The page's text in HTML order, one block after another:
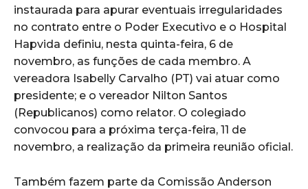
instaurada para apurar eventuais irregularidades
no contrato entre o Poder Executivo e o Hospital
Hapvida definiu, nesta quinta-feira, 6 de
novembro, as funções de cada membro. A
vereadora Isabelly Carvalho (PT) vai atuar como
presidente; e o vereador Nilton Santos
(Republicanos) como relator. O colegiado
convocou para a próxima terça-feira, 11 de
novembro, a realização da primeira reunião oficial.
Também fazem parte da Comissão Anderson